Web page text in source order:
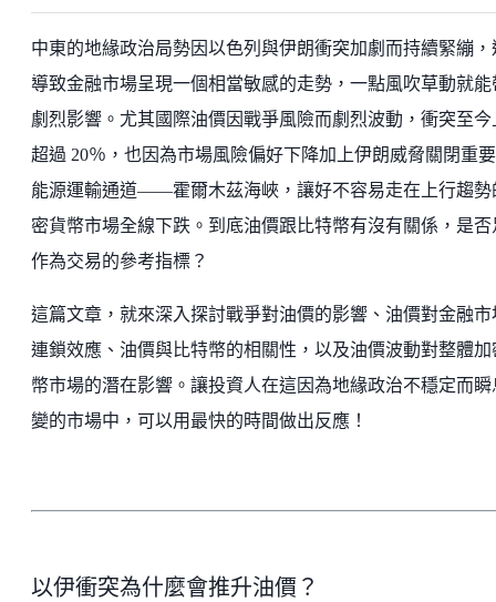
中東的地緣政治局勢因以色列與伊朗衝突加劇而持續緊繃，
導致金融市場呈現一個相當敏感的走勢，一點風吹草動就能
劇烈影響。尤其國際油價因戰爭風險而劇烈波動，衝突至今
超過 20％，也因為市場風險偏好下降加上伊朗威脅關閉重
能源運輸通道——霍爾木茲海峽，讓好不容易走在上行趨勢
密貨幣市場全線下跌。到底油價跟比特幣有沒有關係，是否
作為交易的參考指標？
這篇文章，就來深入探討戰爭對油價的影響、油價對金融市
連鎖效應、油價與比特幣的相關性，以及油價波動對整體加
幣市場的潛在影響。讓投資人在這因為地緣政治不穩定而瞬
變的市場中，可以用最快的時間做出反應！
以伊衝突為什麼會推升油價？